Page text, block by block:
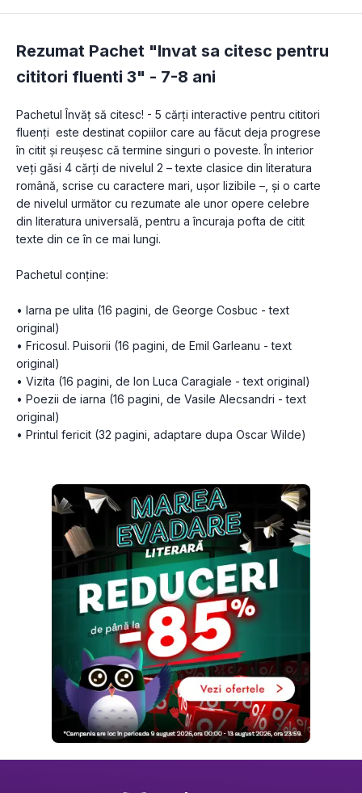
Rezumat Pachet "Invat sa citesc pentru
cititori fluenti 3" - 7-8 ani
Pachetul Învăț să citesc! - 5 cărți interactive pentru cititori
fluenți  este destinat copiilor care au făcut deja progrese
în citit și reușesc că termine singuri o poveste. În interior
veți găsi 4 cărți de nivelul 2 – texte clasice din literatura
română, scrise cu caractere mari, ușor lizibile –, și o carte
de nivelul următor cu rezumate ale unor opere celebre
din literatura universală, pentru a încuraja pofta de citit
• Iarna pe ulita (16 pagini, de George Cosbuc - text
original)
• Fricosul. Puisorii (16 pagini, de Emil Garleanu - text
original)
• Vizita (16 pagini, de Ion Luca Caragiale - text original)
• Poezii de iarna (16 pagini, de Vasile Alecsandri - text
original)